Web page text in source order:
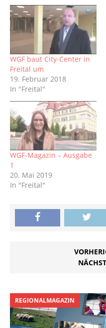
WGF baut City-Center in
Freital um
19. Februar 2018
In "Freital"
WGF-Magazin – Ausgabe
1
20. Mai 2019
In "Freital"
REGIONALMAGAZIN